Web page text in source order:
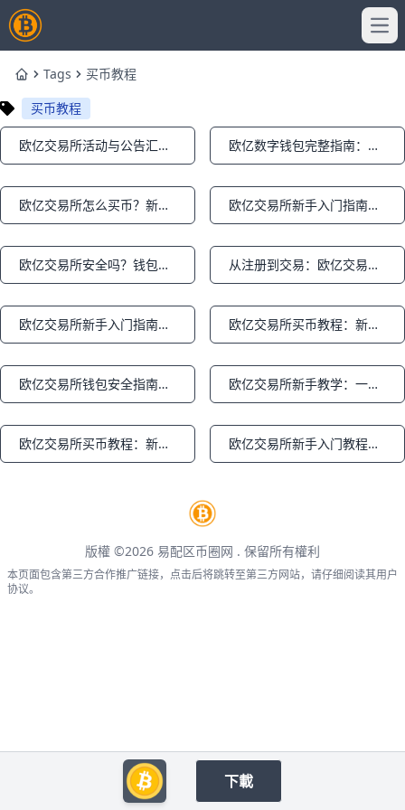
HomeTags
买币教程
买币教程
Notifications 欧亿交易所活动与公告汇总：钱包更新+买币教程指南 Notifications 欧亿数字钱包完整指南：从零创建到买币卖币全流程教程
Notifications 欧亿交易所怎么买币？新手极速上手完整教程 Notifications 欧亿交易所新手入门指南：注册认证到钱包设置全流程
Notifications 欧亿交易所安全吗？钱包设置+买币教程+最新资讯全解析 Notifications 从注册到交易：欧亿交易所全攻略+钱包买币实操
Notifications 欧亿交易所新手入门指南：3步搞定数字钱包与买币教程 Notifications 欧亿交易所买币教程：新手10分钟搞定法币入金与数字钱包提币
Notifications 欧亿交易所钱包安全指南：新手买币流程与资产管理策略 Notifications 欧亿交易所新手教学：一看就会的买币与钱包安全设置攻略
Notifications 欧亿交易所买币教程：新手1分钟学会买币全流程 Notifications 欧亿交易所新手入门教程：注册、买币与安全操作完整指南
版權 ©2026 易配区币圈网 . 保留所有權利
本页面包含第三方合作推广链接，点击后将跳转至第三方网站，请仔细阅读其用户
协议。
下載